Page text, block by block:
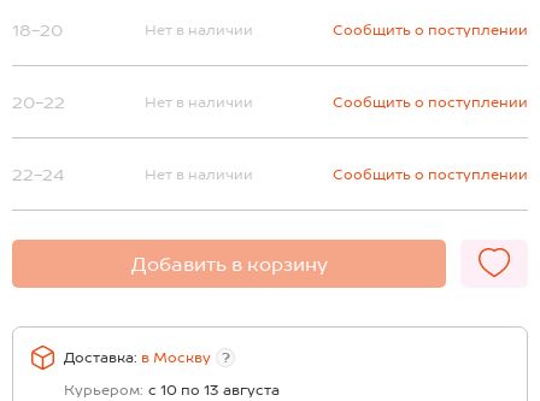
18-20 Нет в наличии Сообщить о поступлении
20-22 Нет в наличии Сообщить о поступлении
22-24 Нет в наличии Сообщить о поступлении
Добавить в корзину
Доставка: в Москву
?
Курьером: с 10 по 13 августа